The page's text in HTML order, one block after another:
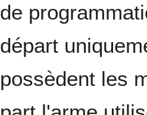
de
départ
possèdent les